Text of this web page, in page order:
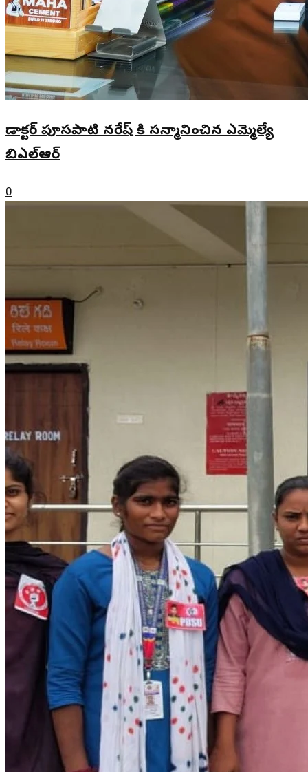
డాక్టర్ పూసపాటి నరేష్ కి సన్మానించిన ఎమ్మెల్యే
బిఎల్ఆర్
0